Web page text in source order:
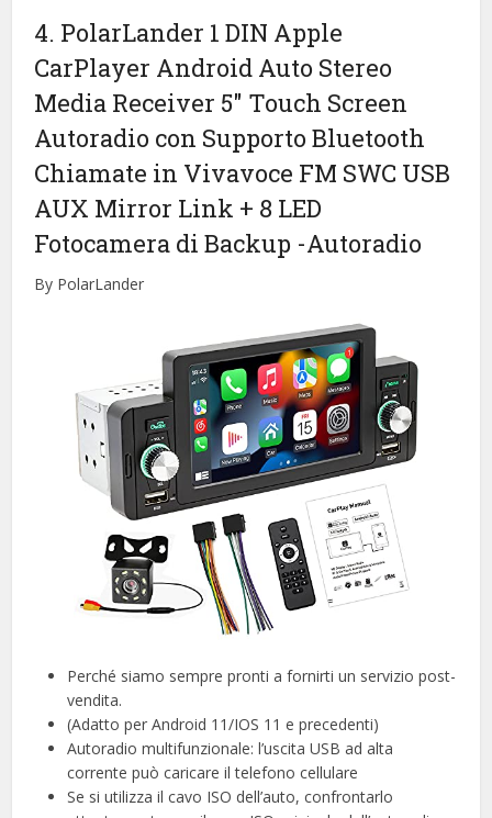
4. PolarLander 1 DIN Apple
CarPlayer Android Auto Stereo
Media Receiver 5″ Touch Screen
Autoradio con Supporto Bluetooth
Chiamate in Vivavoce FM SWC USB
AUX Mirror Link + 8 LED
Fotocamera di Backup -Autoradio
By PolarLander
Perché siamo sempre pronti a fornirti un servizio post-
vendita.
(Adatto per Android 11/IOS 11 e precedenti)
Autoradio multifunzionale: l’uscita USB ad alta
corrente può caricare il telefono cellulare
Se si utilizza il cavo ISO dell’auto, confrontarlo